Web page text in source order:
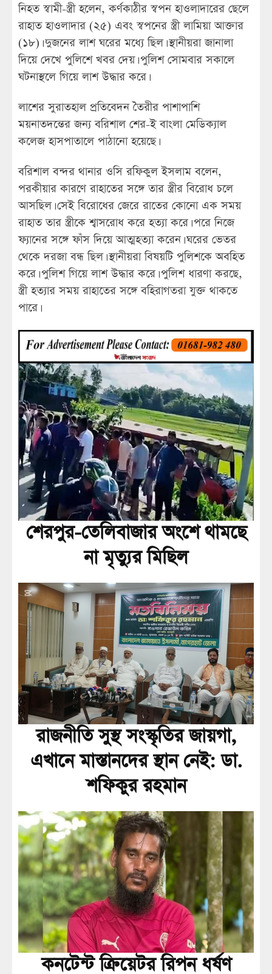
নিহত স্বামী-স্ত্রী হলেন, কর্ণকাঠীর স্বপন হাওলাদারের ছেলে
রাহাত হাওলাদার (২৫) এবং স্বপনের স্ত্রী লামিয়া আক্তার
(১৮)। দুজনের লাশ ঘরের মধ্যে ছিল। স্থানীয়রা জানালা
দিয়ে দেখে পুলিশে খবর দেয়। পুলিশ সোমবার সকালে
ঘটনাস্থলে গিয়ে লাশ উদ্ধার করে।
লাশের সুরাতহাল প্রতিবেদন তৈরীর পাশাপাশি
ময়নাতদন্তের জন্য বরিশাল শের-ই বাংলা মেডিক্যাল
কলেজ হাসপাতালে পাঠানো হয়েছে।
বরিশাল বন্দর থানার ওসি রফিকুল ইসলাম বলেন,
পরকীয়ার কারণে রাহাতের সঙ্গে তার স্ত্রীর বিরোধ চলে
আসছিল। সেই বিরোধের জেরে রাতের কোনো এক সময়
রাহাত তার স্ত্রীকে শ্বাসরোধ করে হত্যা করে। পরে নিজে
ফ্যানের সঙ্গে ফাঁস দিয়ে আত্মহত্যা করেন। ঘরের ভেতর
থেকে দরজা বন্ধ ছিল। স্থানীয়রা বিষয়টি পুলিশকে অবহিত
করে। পুলিশ গিয়ে লাশ উদ্ধার করে। পুলিশ ধারণা করছে,
স্ত্রী হত্যার সময় রাহাতের সঙ্গে বহিরাগতরা যুক্ত থাকতে
পারে।
শেরপুর-তেলিবাজার অংশে থামছে
না মৃত্যুর মিছিল
রাজনীতি সুস্থ সংস্কৃতির জায়গা,
এখানে মাস্তানদের স্থান নেই: ডা.
শফিকুর রহমান
কনটেন্ট ক্রিয়েটর রিপন ধর্ষণ